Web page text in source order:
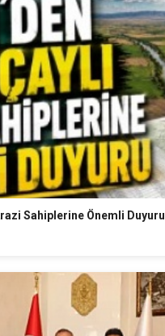
Sahiplerine Önemli Duyuru